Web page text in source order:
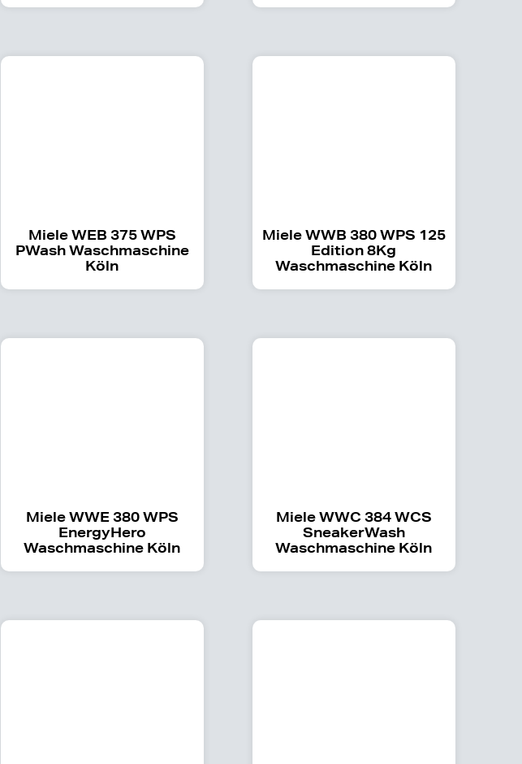
Miele WEB 375 WPS
PWash Waschmaschine
Köln
Miele WWB 380 WPS 125
Edition 8Kg
Waschmaschine Köln
Miele WWE 380 WPS
EnergyHero
Waschmaschine Köln
Miele WWC 384 WCS
SneakerWash
Waschmaschine Köln